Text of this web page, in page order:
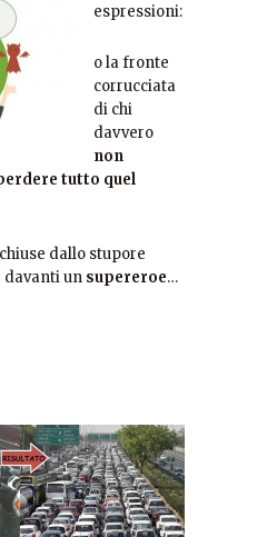
espressioni:
o la fronte
corrucciata
di chi
davvero
non
tutto quel
dallo stupore
davanti un supereroe…